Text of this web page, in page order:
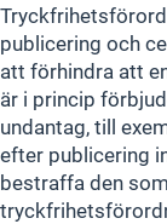
publicering och
att förhindra att
är i princip
undantag, till
efter publicering
bestraffa den